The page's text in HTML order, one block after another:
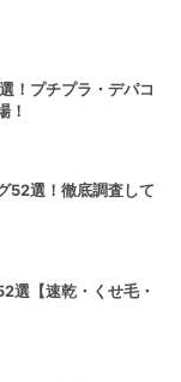
！プチプラ・デパコ
！
52選！徹底調査して
選【速乾・くせ毛・